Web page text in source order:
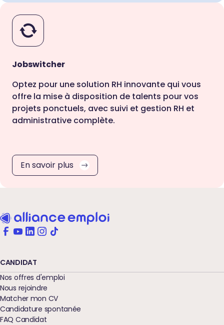
Jobswitcher
Optez pour une solution RH innovante qui vous
offre la mise à disposition de talents pour vos
projets ponctuels, avec suivi et gestion RH et
administrative complète.
En savoir plus
CANDIDAT
Nos offres d'emploi
Nous rejoindre
Matcher mon CV
Candidature spontanée
FAQ Candidat